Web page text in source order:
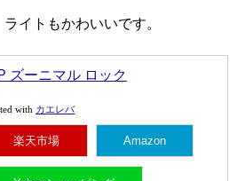
イトもかわいいです。
ズーニマル ロック
with カエレバ
楽天市場 Amazon